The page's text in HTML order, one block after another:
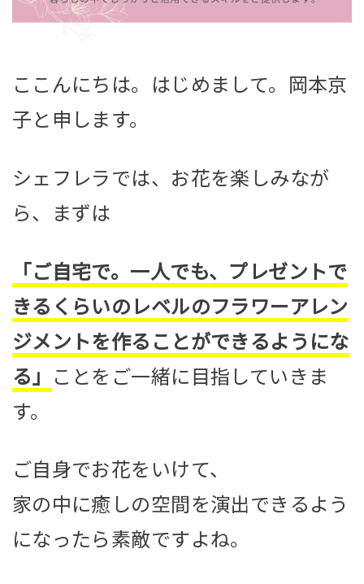
ここんにちは。はじめまして。岡本京
子と申します。
シェフレラでは、お花を楽しみなが
ら、まずは
「ご自宅で。一人でも、プレゼントで
きるくらいのレベルのフラワーアレン
ジメントを作ることができるようにな
る」
ことをご一緒に目指していきま
す。
ご自身でお花をいけて、
家の中に癒しの空間を演出できるよう
になったら素敵ですよね。